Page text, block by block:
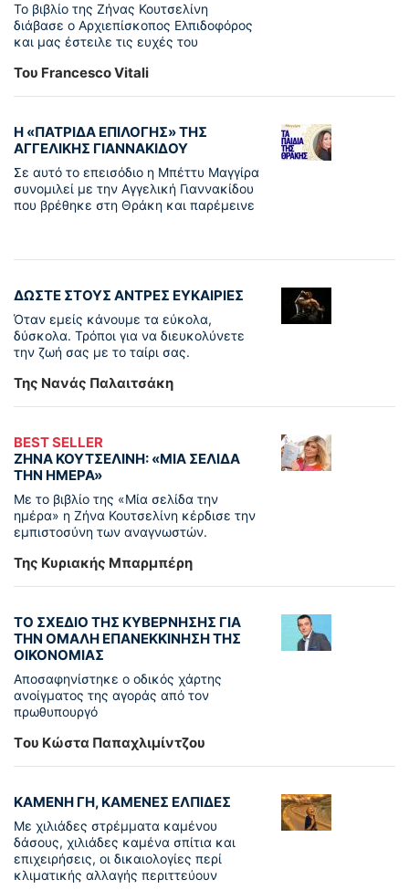
Το βιβλίο της Ζήνας Κουτσελίνη
διάβασε ο Αρχιεπίσκοπος Ελπιδοφόρος
και μας έστειλε τις ευχές του
Του Francesco Vitali
Η «ΠΑΤΡΊΔΑ ΕΠΙΛΟΓΉΣ» ΤΗΣ
ΑΓΓΕΛΙΚΉΣ ΓΙΑΝΝΑΚΊΔΟΥ
Σε αυτό το επεισόδιο η Μπέττυ Μαγγίρα
συνομιλεί με την Αγγελική Γιαννακίδου
που βρέθηκε στη Θράκη και παρέμεινε
ΔΩΣΤΕ ΣΤΟΥΣ ΑΝΤΡΕΣ ΕΥΚΑΙΡΙΕΣ
Όταν εμείς κάνουμε τα εύκολα,
δύσκολα. Τρόποι για να διευκολύνετε
την ζωή σας με το ταίρι σας.
Της Νανάς Παλαιτσάκη
BEST SELLER
ΖΗΝΑ ΚΟΥΤΣΕΛΙΝΗ: «ΜΙΑ ΣΕΛΙΔΑ
ΤΗΝ ΗΜΕΡΑ»
Με το βιβλίο της «Μία σελίδα την
ημέρα» η Ζήνα Κουτσελίνη κέρδισε την
εμπιστοσύνη των αναγνωστών.
Της Κυριακής Μπαρμπέρη
ΤΟ ΣΧΕΔΙΟ ΤΗΣ ΚΥΒΕΡΝΗΣΗΣ ΓΙΑ
ΤΗΝ ΟΜΑΛΗ ΕΠΑΝΕΚΚΙΝΗΣΗ ΤΗΣ
ΟΙΚΟΝΟΜΙΑΣ
Αποσαφηνίστηκε ο οδικός χάρτης
ανοίγματος της αγοράς από τον
πρωθυπουργό
Tου Κώστα Παπαχλιμίντζου
ΚΑΜΕΝΗ ΓΗ, ΚΑΜΕΝΕΣ ΕΛΠΙΔΕΣ
Με χιλιάδες στρέμματα καμένου
δάσους, χιλιάδες καμένα σπίτια και
επιχειρήσεις, οι δικαιολογίες περί
κλιματικής αλλαγής περιττεύουν